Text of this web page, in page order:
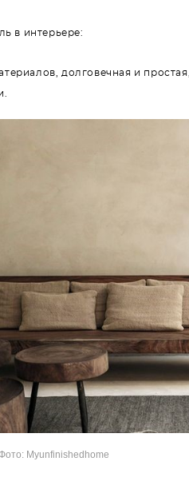
в интерьере:
долговечная и
Myunfinishedhome